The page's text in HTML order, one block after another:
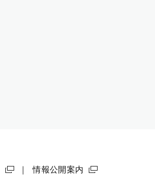
情報公開案内